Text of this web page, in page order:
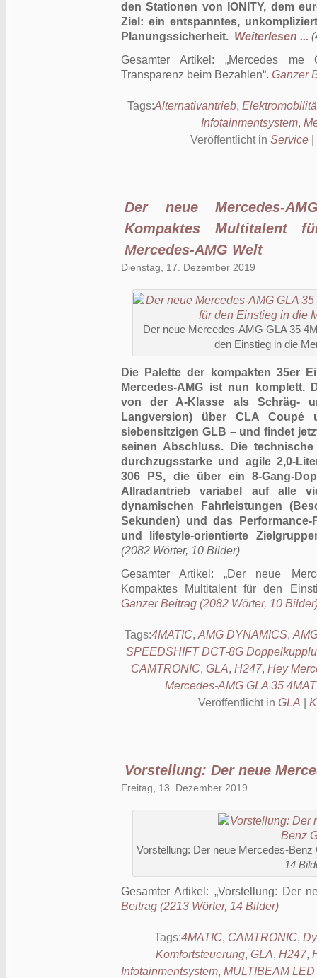
den Stationen von IONITY, dem
Ziel: ein entspanntes,
Planungssicherheit. Weiterlesen ...
Gesamter Artikel:
Mercedes me
Transparenz beim Bezahlen . Ganzer
Tags:Alternativantrieb,
Infotainmentsystem,
Veröffentlicht in Service|
Der neue Mercedes-
Kompaktes Multitalent
Mercedes-AMG Welt
Dienstag, 17. Dezember 2019
Der neue Mercedes-AMG GLA 35
den Einstieg in die
Die Palette der kompakten 35er
Mercedes-AMG ist nun komplett.
von der A-Klasse als Schräg-
Langversion) über CLA
siebensitzigen GLB – und findet
seinen Abschluss. Die
durchzugsstarke und agile 2,0-
306 PS, die über ein 8-Gang-
Allradantrieb variabel auf alle
dynamischen Fahrleistungen
Sekunden) und das
und lifestyle-orientierte
(2082 Wörter, 10 Bilder)
Gesamter Artikel: Der neue
Kompaktes Multitalent für den
Ganzer Beitrag (2082 Wörter, 10
Tags:4MATIC, AMG DYNAMICS,
SPEEDSHIFT DCT-8G
CAMTRONIC, GLA, H247, Hey
Mercedes-AMG GLA 35
Veröffentlicht in GLA
Vorstellung: Der neue
Freitag, 13. Dezember 2019
Vorstellung: Der neue Mercedes-
14
Gesamter Artikel:
Vorstellung: Der
Beitrag (2213 Wörter, 14 Bilder)
Tags:4MATIC, CAMTRONIC,
Komfortsteuerung, GLA, H247,
Infotainmentsystem, MULTIBEAM